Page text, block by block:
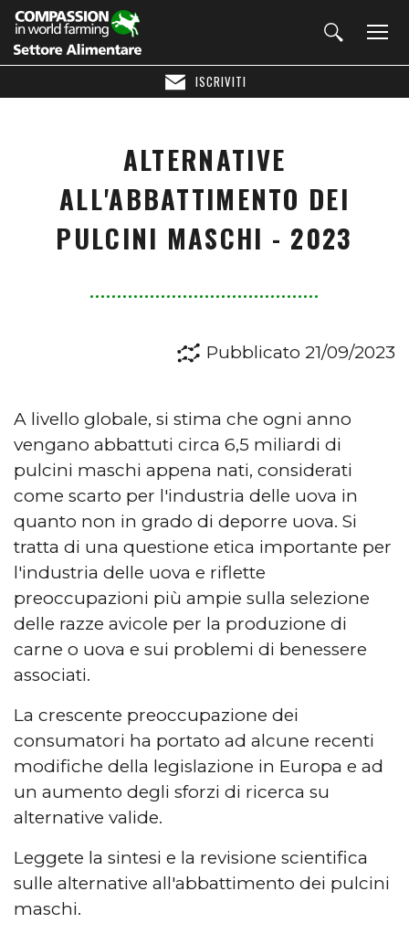
ISCRIVITI
ALTERNATIVE
ALL'ABBATTIMENTO DEI
PULCINI MASCHI - 2023
Pubblicato 21/09/2023
A livello globale, si stima che ogni anno
vengano abbattuti circa 6,5 miliardi di
pulcini maschi appena nati, considerati
come scarto per l'industria delle uova in
quanto non in grado di deporre uova. Si
tratta di una questione etica importante per
l'industria delle uova e riflette
preoccupazioni più ampie sulla selezione
delle razze avicole per la produzione di
carne o uova e sui problemi di benessere
associati.
La crescente preoccupazione dei
consumatori ha portato ad alcune recenti
modifiche della legislazione in Europa e ad
un aumento degli sforzi di ricerca su
alternative valide.
Leggete la sintesi e la revisione scientifica
sulle alternative all'abbattimento dei pulcini
maschi.